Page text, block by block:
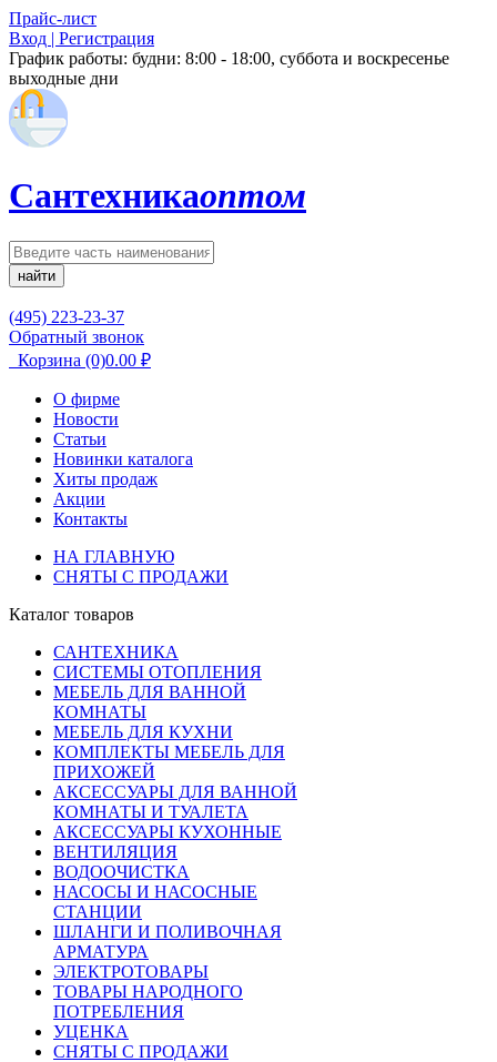
Прайс-лист
Вход | Регистрация
График работы: будни: 8:00 - 18:00, суббота и воскресенье
выходные дни
Сантехникаоптом
найти
(495) 223-23-37
Обратный звонок
Корзина (0)0.00 ₽
О фирме
Новости
Статьи
Новинки каталога
Хиты продаж
Акции
Контакты
НА ГЛАВНУЮ
СНЯТЫ С ПРОДАЖИ
Каталог товаров
САНТЕХНИКА
СИСТЕМЫ ОТОПЛЕНИЯ
МЕБЕЛЬ ДЛЯ ВАННОЙ
КОМНАТЫ
МЕБЕЛЬ ДЛЯ КУХНИ
КОМПЛЕКТЫ МЕБЕЛЬ ДЛЯ
ПРИХОЖЕЙ
АКСЕССУАРЫ ДЛЯ ВАННОЙ
КОМНАТЫ И ТУАЛЕТА
АКСЕССУАРЫ КУХОННЫЕ
ВЕНТИЛЯЦИЯ
ВОДООЧИСТКА
НАСОСЫ И НАСОСНЫЕ
СТАНЦИИ
ШЛАНГИ И ПОЛИВОЧНАЯ
АРМАТУРА
ЭЛЕКТРОТОВАРЫ
ТОВАРЫ НАРОДНОГО
ПОТРЕБЛЕНИЯ
УЦЕНКА
СНЯТЫ С ПРОДАЖИ